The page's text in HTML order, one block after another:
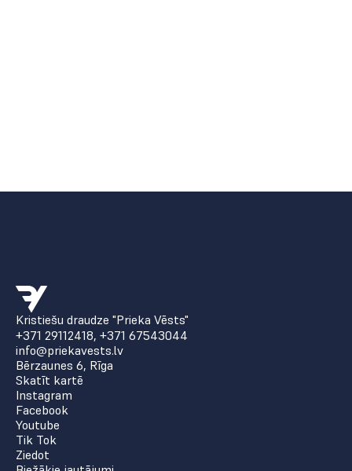
Kristiešu draudze "Prieka Vēsts"
+371 29112418, +371 67543044
info@priekavests.lv
Bērzaunes 6, Rīga
Skatīt kartē
Instagram
Facebook
Youtube
Tik Tok
Ziedot